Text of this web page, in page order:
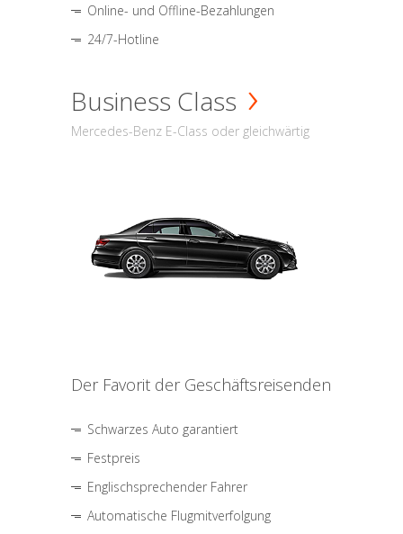
Online- und Offline-Bezahlungen
24/7-Hotline
Business Class
Mercedes-Benz E-Class oder gleichwärtig
Der Favorit der Geschäftsreisenden
Schwarzes Auto garantiert
Festpreis
Englischsprechender Fahrer
Automatische Flugmitverfolgung